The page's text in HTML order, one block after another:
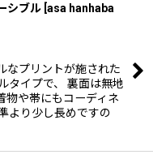
シブル asa hanhaba
なプリントが施された
タイプで、 裏面は無地
物や帯にもコーディネ
より少し長めですの